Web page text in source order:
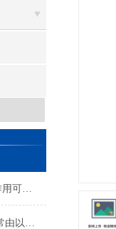
CEJN高压快速接头其核心作用可归纳为以下方面
德国SPIRSTAR高压软管通常由以下几个主要部分组成